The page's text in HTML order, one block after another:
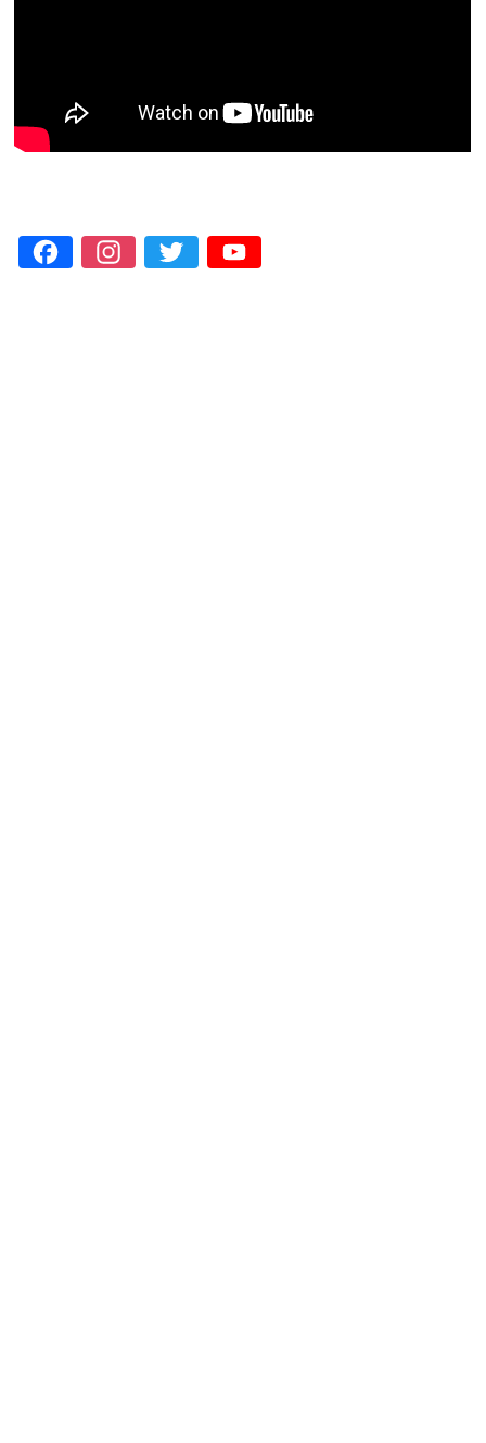
Facebook
Instagram
Twitter